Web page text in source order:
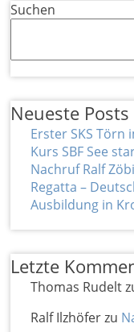
Suchen
Neueste Posts
Erster SKS Törn
Kurs SBF See
Nachruf Ralf
Regatta –
Ausbildung in
Letzte
Thomas Rudelt
Ralf Ilzhöferzu